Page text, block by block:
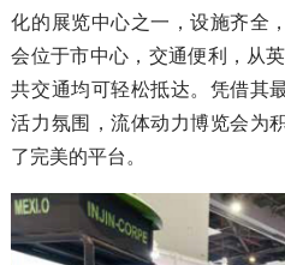
化的展览中心之一，设施齐全
会位于市中心，交通便利，从
共交通均可轻松抵达。凭借其
活力氛围，流体动力博览会为
了完美的平台。